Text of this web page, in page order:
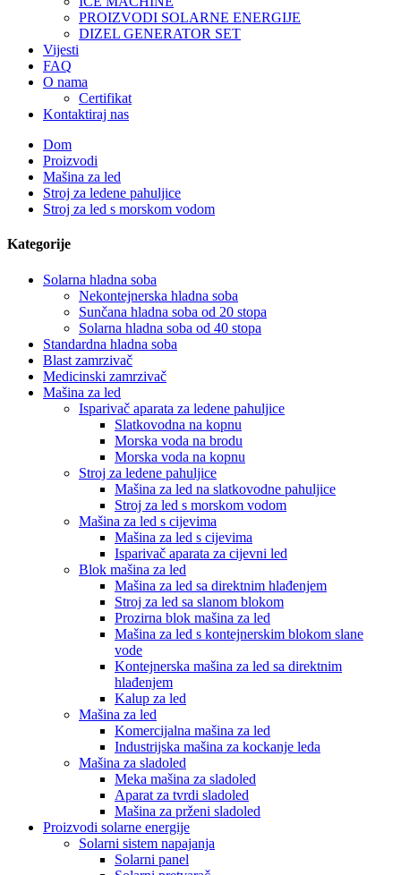
PROIZVODI SOLARNE ENERGIJE
DIZEL GENERATOR SET
Vijesti
FAQ
O nama
Certifikat
Kontaktiraj nas
Dom
Proizvodi
Mašina za led
Stroj za ledene pahuljice
Stroj za led s morskom vodom
Kategorije
Solarna hladna soba
Nekontejnerska hladna soba
Sunčana hladna soba od 20 stopa
Solarna hladna soba od 40 stopa
Standardna hladna soba
Blast zamrzivač
Medicinski zamrzivač
Mašina za led
Isparivač aparata za ledene pahuljice
Slatkovodna na kopnu
Morska voda na brodu
Morska voda na kopnu
Stroj za ledene pahuljice
Mašina za led na slatkovodne pahuljice
Stroj za led s morskom vodom
Mašina za led s cijevima
Mašina za led s cijevima
Isparivač aparata za cijevni led
Blok mašina za led
Mašina za led sa direktnim hlađenjem
Stroj za led sa slanom blokom
Prozirna blok mašina za led
Mašina za led s kontejnerskim blokom slane
vode
Kontejnerska mašina za led sa direktnim
hlađenjem
Kalup za led
Mašina za led
Komercijalna mašina za led
Industrijska mašina za kockanje leda
Mašina za sladoled
Meka mašina za sladoled
Aparat za tvrdi sladoled
Mašina za prženi sladoled
Proizvodi solarne energije
Solarni sistem napajanja
Solarni panel